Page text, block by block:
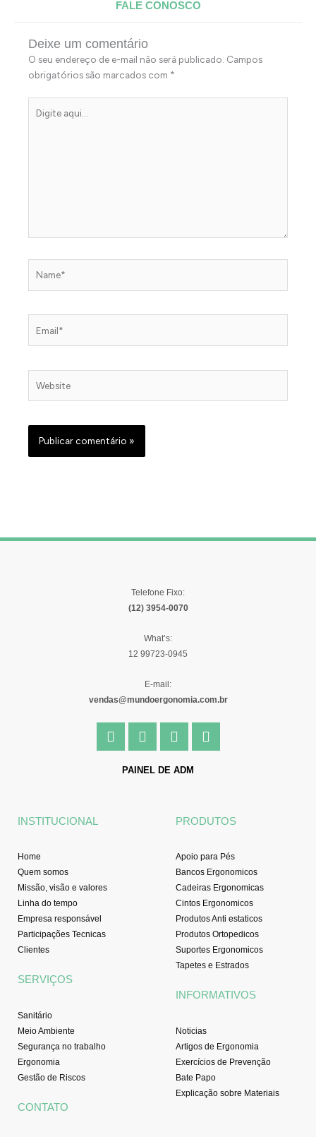
FALE CONOSCO
Deixe um comentário
O seu endereço de e-mail não será publicado. Campos
obrigatórios são marcados com *
aqui...
Telefone Fixo:
(12) 3954-0070
What’s:
12 99723-0945
E-mail:
vendas@mundoergonomia.com.br
F
a
I
n
t
Y
o
t
e
L
i
n
PAINEL DE ADM
INSTITUCIONAL
Home
Quem somos
Missão, visão e valores
Linha do tempo
Empresa responsável
Participações Tecnicas
Clientes
SERVIÇOS
Sanitário
Meio Ambiente
Segurança no trabalho
Ergonomia
Gestão de Riscos
CONTATO
PRODUTOS
Apoio para Pés
Bancos Ergonomicos
Cadeiras Ergonomicas
Cintos Ergonomicos
Produtos Anti estaticos
Produtos Ortopedicos
Suportes Ergonomicos
Tapetes e Estrados
INFORMATIVOS
Noticias
Artigos de Ergonomia
Exercícios de Prevenção
Bate Papo
Explicação sobre Materiais